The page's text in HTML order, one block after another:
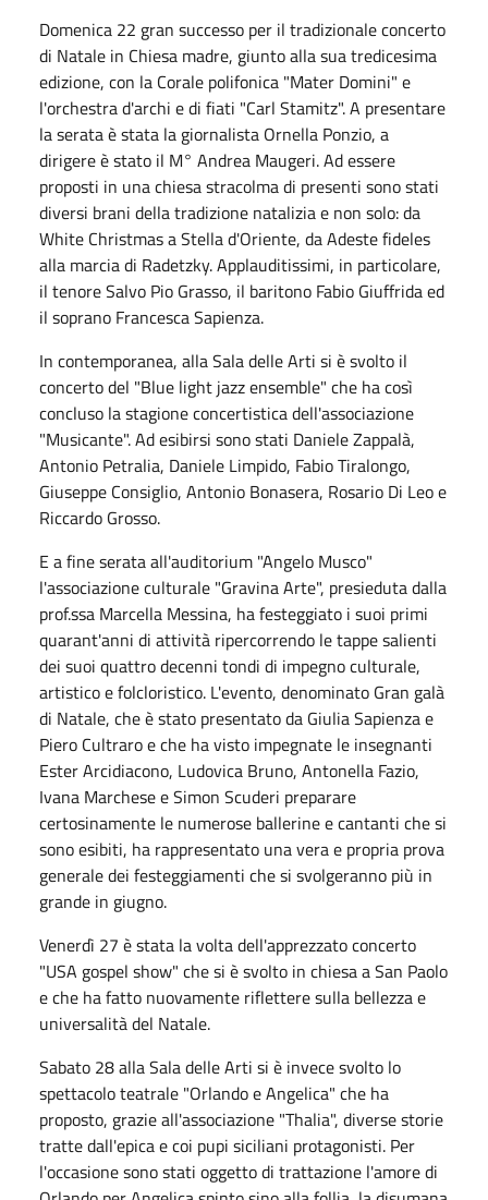
Domenica 22 gran successo per il tradizionale concerto
di Natale in Chiesa madre, giunto alla sua tredicesima
edizione, con la Corale polifonica "Mater Domini" e
l'orchestra d'archi e di fiati "Carl Stamitz". A presentare
la serata è stata la giornalista Ornella Ponzio, a
dirigere è stato il M° Andrea Maugeri. Ad essere
proposti in una chiesa stracolma di presenti sono stati
diversi brani della tradizione natalizia e non solo: da
White Christmas a Stella d'Oriente, da Adeste fideles
alla marcia di Radetzky. Applauditissimi, in particolare,
il tenore Salvo Pio Grasso, il baritono Fabio Giuffrida ed
il soprano Francesca Sapienza.
In contemporanea, alla Sala delle Arti si è svolto il
concerto del "Blue light jazz ensemble" che ha così
concluso la stagione concertistica dell'associazione
"Musicante". Ad esibirsi sono stati Daniele Zappalà,
Antonio Petralia, Daniele Limpido, Fabio Tiralongo,
Giuseppe Consiglio, Antonio Bonasera, Rosario Di Leo e
Riccardo Grosso.
E a fine serata all'auditorium "Angelo Musco"
l'associazione culturale "Gravina Arte", presieduta dalla
prof.ssa Marcella Messina, ha festeggiato i suoi primi
quarant'anni di attività ripercorrendo le tappe salienti
dei suoi quattro decenni tondi di impegno culturale,
artistico e folcloristico. L'evento, denominato Gran galà
di Natale, che è stato presentato da Giulia Sapienza e
Piero Cultraro e che ha visto impegnate le insegnanti
Ester Arcidiacono, Ludovica Bruno, Antonella Fazio,
Ivana Marchese e Simon Scuderi preparare
certosinamente le numerose ballerine e cantanti che si
sono esibiti, ha rappresentato una vera e propria prova
generale dei festeggiamenti che si svolgeranno più in
grande in giugno.
Venerdì 27 è stata la volta dell'apprezzato concerto
"USA gospel show" che si è svolto in chiesa a San Paolo
e che ha fatto nuovamente riflettere sulla bellezza e
universalità del Natale.
Sabato 28 alla Sala delle Arti si è invece svolto lo
spettacolo teatrale "Orlando e Angelica" che ha
proposto, grazie all'associazione "Thalia", diverse storie
tratte dall'epica e coi pupi siciliani protagonisti. Per
l'occasione sono stati oggetto di trattazione l'amore di